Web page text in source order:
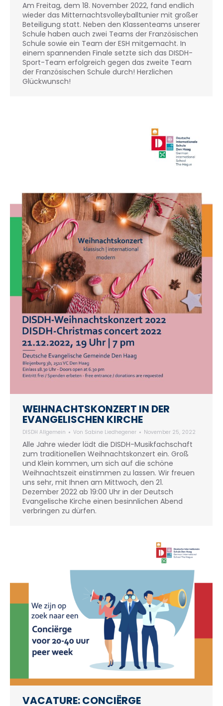
Am Freitag, dem 18. November 2022, fand endlich
wieder das Mitternachtsvolleyballtunier mit großer
Beteiligung statt. Neben den Klassenteams unserer
Schule haben auch zwei Teams der Französischen
Schule sowie ein Team der ESH mitgemacht. In
einem spannenden Finale setzte sich das DISDH-
Sport-Team erfolgreich gegen das zweite Team
der Französischen Schule durch! Herzlichen
Glückwunsch!
WEIHNACHTSKONZERT IN DER
EVANGELISCHEN KIRCHE
DISDH Allgemein Von Sabine Liedhegener November 25, 2022
Alle Jahre wieder lädt die DISDH-Musikfachschaft
zum traditionellen Weihnachtskonzert ein. Groß
und Klein kommen, um sich auf die schöne
Weihnachtszeit einstimmen zu lassen. Wir freuen
uns sehr, mit Ihnen am Mittwoch, den 21.
Dezember 2022 ab 19:00 Uhr in der Deutsch
Evangelische Kirche einen besinnlichen Abend
verbringen zu dürfen.
VACATURE: CONCIËRGE